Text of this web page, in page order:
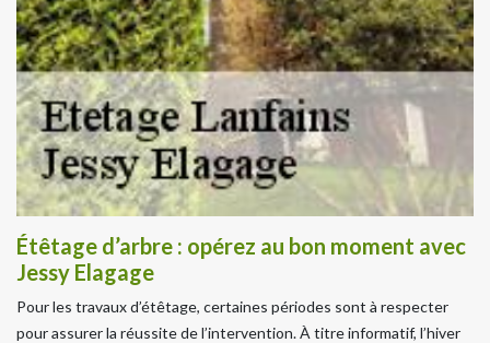
Étêtage d’arbre : opérez au bon moment avec
Jessy Elagage
Pour les travaux d’étêtage, certaines périodes sont à respecter
pour assurer la réussite de l’intervention. À titre informatif, l’hiver